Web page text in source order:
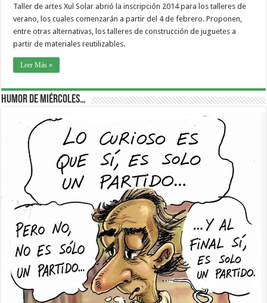
Taller de artes Xul Solar abrió la inscripción 2014 para los talleres de
verano, los cuales comenzarán a partir del 4 de febrero. Proponen,
entre otras alternativas, los talleres de construcción de juguetes a
partir de materiales reutilizables.
Leer Más »
Humor de Miércoles…